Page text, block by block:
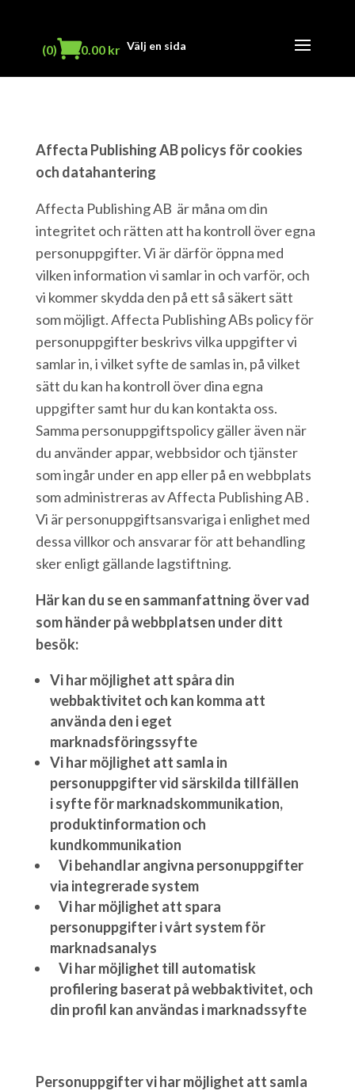
(0) 0.00 kr Välj en sida
Affecta Publishing AB policys för cookies
och datahantering
Affecta Publishing AB är måna om din
integritet och rätten att ha kontroll över egna
personuppgifter. Vi är därför öppna med
vilken information vi samlar in och varför, och
vi kommer skydda den på ett så säkert sätt
som möjligt. Affecta Publishing ABs policy för
personuppgifter beskrivs vilka uppgifter vi
samlar in, i vilket syfte de samlas in, på vilket
sätt du kan ha kontroll över dina egna
uppgifter samt hur du kan kontakta oss.
Samma personuppgiftspolicy gäller även när
du använder appar, webbsidor och tjänster
som ingår under en app eller på en webbplats
som administreras av Affecta Publishing AB .
Vi är personuppgiftsansvariga i enlighet med
dessa villkor och ansvarar för att behandling
sker enligt gällande lagstiftning.
Här kan du se en sammanfattning över vad
som händer på webbplatsen under ditt
besök:
Vi har möjlighet att spåra din
webbaktivitet och kan komma att
använda den i eget
marknadsföringssyfte
Vi har möjlighet att samla in
personuppgifter vid särskilda tillfällen
i syfte för marknadskommunikation,
produktinformation och
kundkommunikation
Vi behandlar angivna personuppgifter
via integrerade system
Vi har möjlighet att spara
personuppgifter i vårt system för
marknadsanalys
Vi har möjlighet till automatisk
profilering baserat på webbaktivitet, och
din profil kan användas i marknadssyfte
Personuppgifter vi har möjlighet att samla